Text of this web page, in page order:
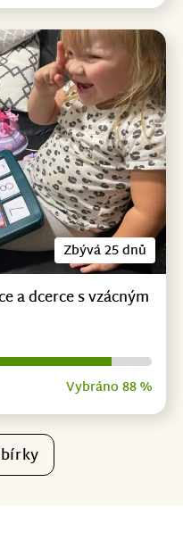
Zbývá 25 dnů
a dcerce s vzácným
Vybráno 88 %